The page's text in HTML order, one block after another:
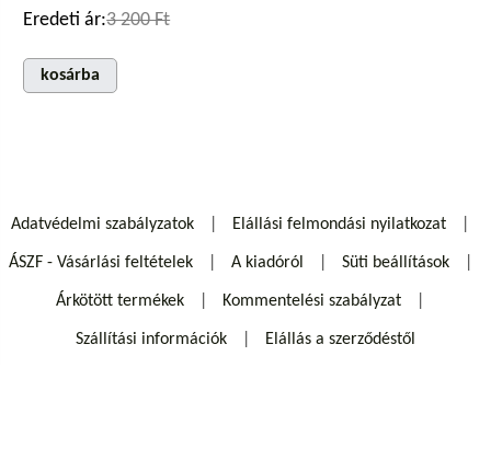
Eredeti ár:3 200 Ft
kosárba
Adatvédelmi szabályzatok Elállási felmondási nyilatkozat
ÁSZF - Vásárlási feltételek A kiadóról Süti beállítások
Árkötött termékek Kommentelési szabályzat
Szállítási információk Elállás a szerződéstől